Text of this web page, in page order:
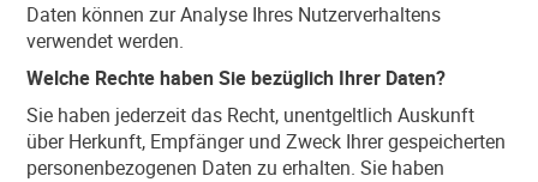
Daten können zur Analyse Ihres Nutzerverhaltens
verwendet werden.
Welche Rechte haben Sie bezüglich Ihrer Daten?
Sie haben jederzeit das Recht, unentgeltlich Auskunft
über Herkunft, Empfänger und Zweck Ihrer gespeicherten
personenbezogenen Daten zu erhalten. Sie haben